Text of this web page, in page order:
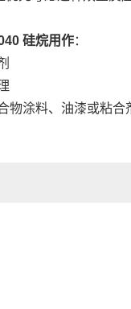
硅烷用作：
物涂料、油漆或粘合